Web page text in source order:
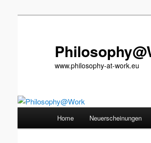
www.philosophy-at-work.eu
Home Neuerscheinungen